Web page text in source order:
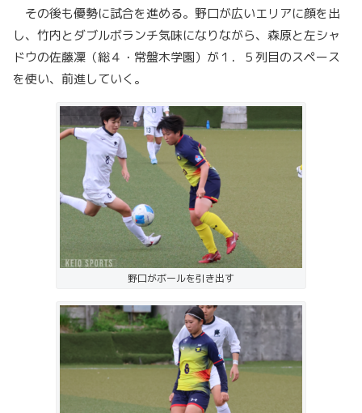
その後も優勢に試合を進める。野口が広いエリアに顔を出
し、竹内とダブルボランチ気味になりながら、森原と左シャ
ドウの佐藤凜（総４・常盤木学園）が１．５列目のスペース
を使い、前進していく。
野口がボールを引き出す